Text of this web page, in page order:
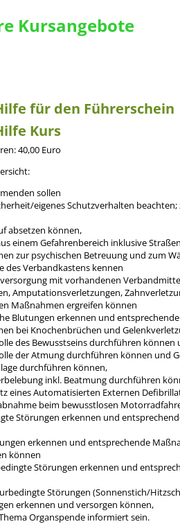
Kursangebote
für den Führerschein
Kurs
40,00 Euro
sollen
eigenes Schutzverhalten
absetzen können,
einem Gefahrenbereich inklusive
zur psychischen Betreuung und zum
des Verbandkastens kennen
mit vorhandenen
Amputationsverletzungen,
Maßnahmen ergreifen können
Blutungen erkennen und
bei Knochenbrüchen und
des Bewusstseins durchführen
der Atmung durchführen können und
durchführen können,
inkl. Beatmung durchführen
eines Automatisierten Externen
beim bewusstlosen
Störungen erkennen und
erkennen und entsprechende
können
Störungen erkennen und
Störungen (Sonnenstich/
erkennen und versorgen können,
Organspende informiert sein.